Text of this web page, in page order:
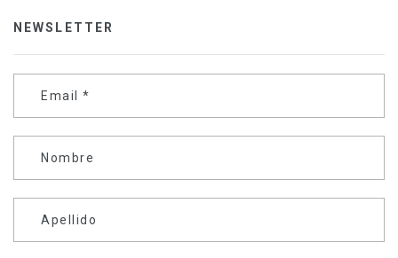
NEWSLETTER
Email *
Nombre
Apellido